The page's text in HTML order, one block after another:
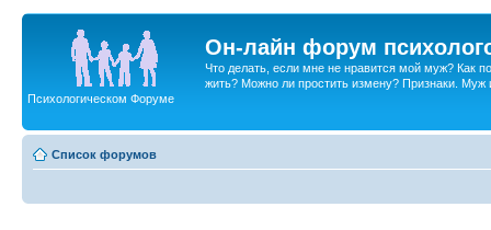
Он-лайн форум
Что делать, если мне не нравится мой муж? Как
жить? Можно ли простить измену? Признаки. Муж
Психологическом Форуме
Список форумов